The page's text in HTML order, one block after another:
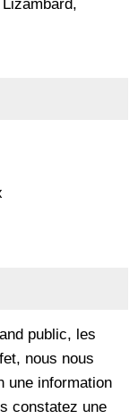
public, les
nous nous
une information
constatez une